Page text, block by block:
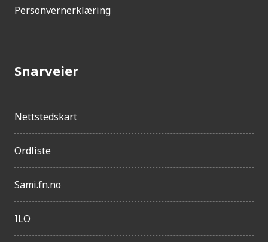
Personvernerklæring
Snarveier
Nettstedskart
Ordliste
Sami.fn.no
ILO